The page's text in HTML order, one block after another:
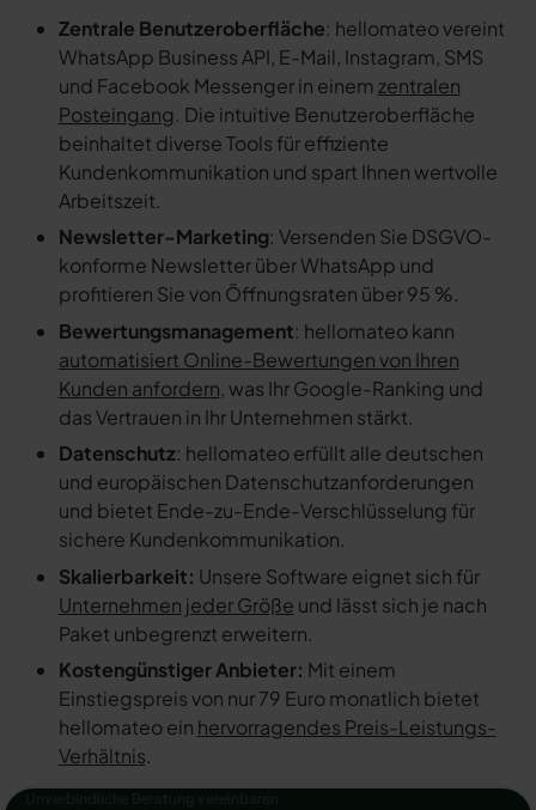
Zentrale Benutzeroberfläche: hellomateo vereint
WhatsApp Business API, E-Mail, Instagram, SMS
und Facebook Messenger in einem zentralen
Posteingang. Die intuitive Benutzeroberfläche
beinhaltet diverse Tools für effiziente
Kundenkommunikation und spart Ihnen wertvolle
Arbeitszeit.
Newsletter-Marketing: Versenden Sie DSGVO-
konforme Newsletter über WhatsApp und
profitieren Sie von Öffnungsraten über 95 %.
Bewertungsmanagement: hellomateo kann
automatisiert Online-Bewertungen von Ihren
Kunden anfordern, was Ihr Google-Ranking und
das Vertrauen in Ihr Unternehmen stärkt.
Datenschutz: hellomateo erfüllt alle deutschen
und europäischen Datenschutzanforderungen
und bietet Ende-zu-Ende-Verschlüsselung für
sichere Kundenkommunikation.
Skalierbarkeit: Unsere Software eignet sich für
Unternehmen jeder Größe und lässt sich je nach
Paket unbegrenzt erweitern.
Kostengünstiger Anbieter: Mit einem
Einstiegspreis von nur 79 Euro monatlich bietet
hellomateo ein hervorragendes Preis-Leistungs-
Verhältnis.